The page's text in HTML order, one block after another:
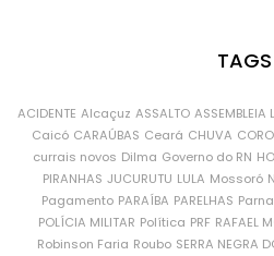
TAGS
ACIDENTE Alcaçuz ASSALTO ASSEMBLEIA
Caicó CARAÚBAS Ceará CHUVA
currais novos Dilma Governo do RN
PIRANHAS JUCURUTU LULA Mossoró
Pagamento PARAÍBA PARELHAS
POLÍCIA MILITAR Política PRF RAFAEL
Robinson Faria Roubo SERRA NEGRA